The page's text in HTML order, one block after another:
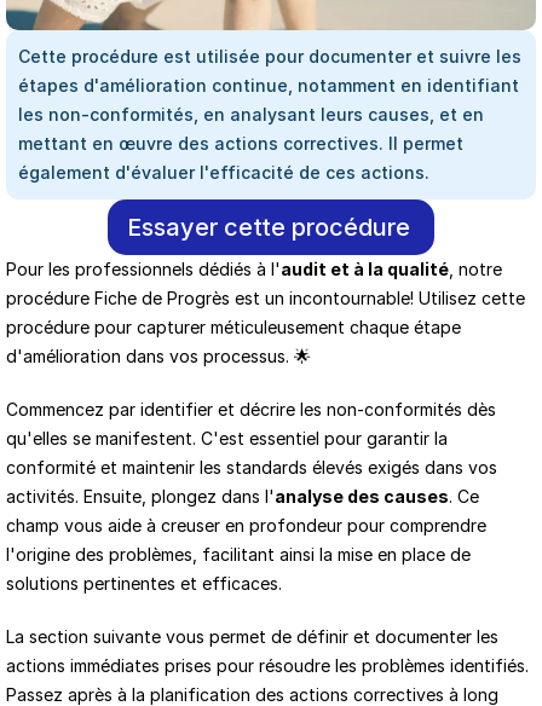
Cette procédure est utilisée pour documenter et suivre les
étapes d'amélioration continue, notamment en identifiant
les non-conformités, en analysant leurs causes, et en
mettant en œuvre des actions correctives. Il permet
également d'évaluer l'efficacité de ces actions.
Essayer cette procédure
Pour les professionnels dédiés à l'audit et à la qualité , notre
procédure Fiche de Progrès est un incontournable! Utilisez cette
procédure pour capturer méticuleusement chaque étape
d'amélioration dans vos processus. 🌟
Commencez par identifier et décrire les non-conformités dès
qu'elles se manifestent. C'est essentiel pour garantir la
conformité et maintenir les standards élevés exigés dans vos
activités. Ensuite, plongez dans l'analyse des causes. Ce
champ vous aide à creuser en profondeur pour comprendre
l'origine des problèmes, facilitant ainsi la mise en place de
solutions pertinentes et efficaces.
La section suivante vous permet de définir et documenter les
actions immédiates prises pour résoudre les problèmes identifiés.
Passez après à la planification des actions correctives à long